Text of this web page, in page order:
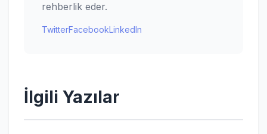
rehberlik eder.
TwitterFacebookLinkedIn
İlgili Yazılar